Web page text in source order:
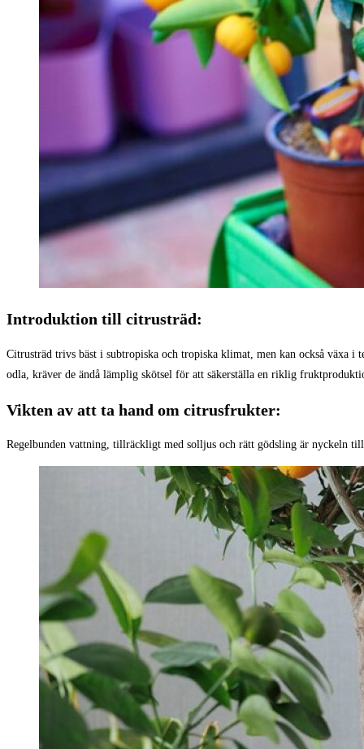
Introduktion till citrusträd:
Citrusträd trivs bäst i subtropiska och tropiska klimat, men kan också växa i
odla, kräver de ändå lämplig skötsel för att säkerställa en riklig
Vikten av att ta hand om citrusfrukter:
Regelbunden vattning, tillräckligt med solljus och rätt gödsling är nyckeln